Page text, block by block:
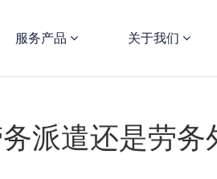
服务产品 关于我们
派遣还是劳务